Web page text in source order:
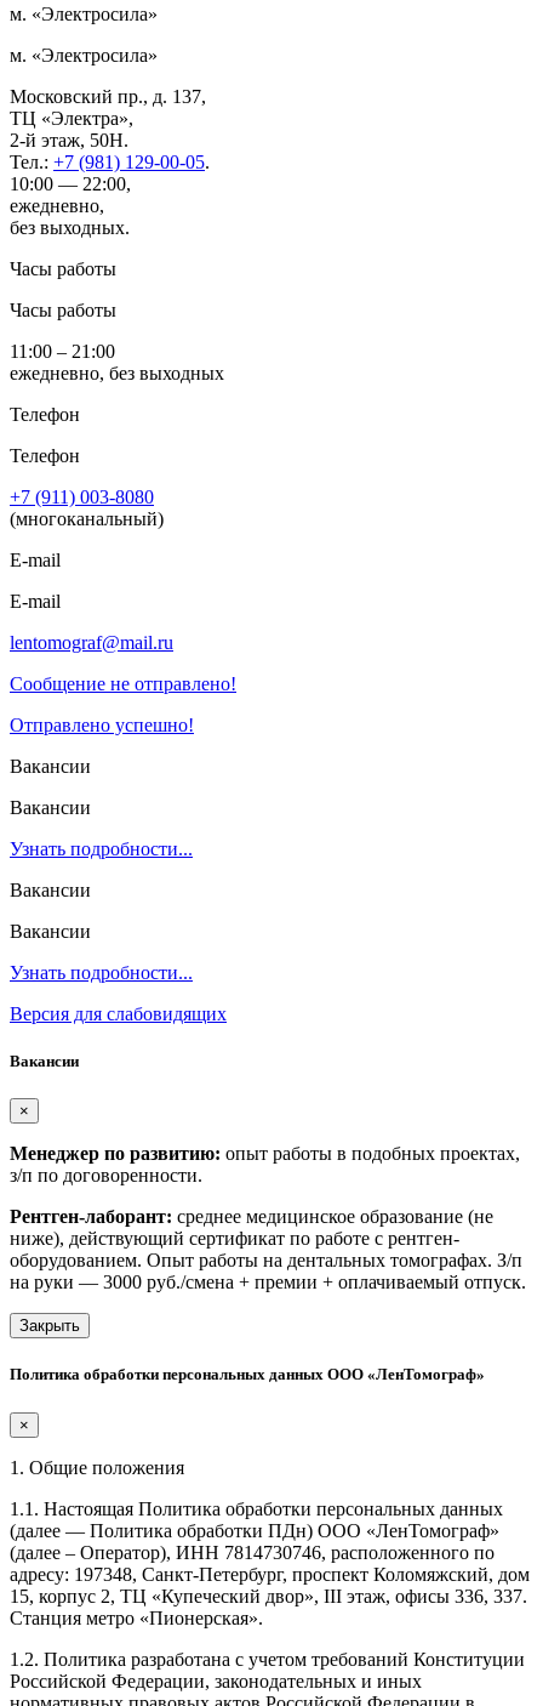
м. «Электросила»
м. «Электросила»
Московский пр., д. 137,
ТЦ «Электра»,
2-й этаж, 50H.
Тел.: +7 (981) 129-00-05.
10:00 — 22:00,
ежедневно,
без выходных.
Часы работы
Часы работы
11:00 – 21:00
ежедневно, без выходных
Телефон
Телефон
+7 (911) 003-8080
(многоканальный)
E-mail
E-mail
lentomograf@mail.ru
Сообщение не отправлено!
Отправлено успешно!
Вакансии
Вакансии
Узнать подробности...
Вакансии
Вакансии
Узнать подробности...
Версия для слабовидящих
Вакансии
×
Менеджер по развитию: опыт работы в подобных проектах,
з/п по договоренности.
Рентген-лаборант: среднее медицинское образование (не
ниже), действующий сертификат по работе с рентген-
оборудованием. Опыт работы на дентальных томографах. З/п
на руки — 3000 руб./смена + премии + оплачиваемый отпуск.
Закрыть
Политика обработки персональных данных ООО «ЛенТомограф»
×
1. Общие положения
1.1. Настоящая Политика обработки персональных данных
(далее — Политика обработки ПДн) ООО «ЛенТомограф»
(далее – Оператор), ИНН 7814730746, расположенного по
адресу: 197348, Санкт-Петербург, проспект Коломяжский, дом
15, корпус 2, ТЦ «Купеческий двор», III этаж, офисы 336, 337.
Станция метро «Пионерская».
1.2. Политика разработана с учетом требований Конституции
Российской Федерации, законодательных и иных